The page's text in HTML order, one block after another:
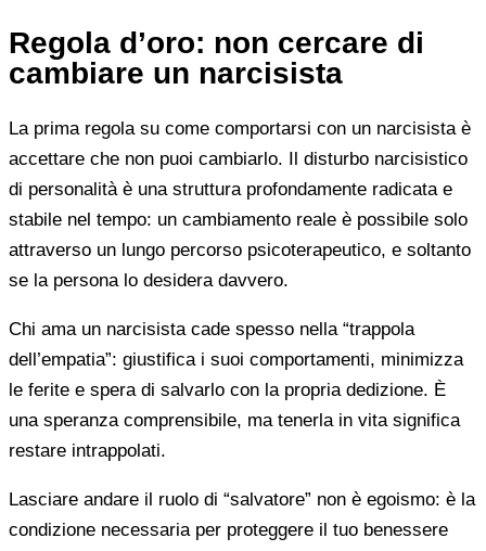
Regola d’oro: non cercare di
cambiare un narcisista
La prima regola su come comportarsi con un narcisista è
accettare che non puoi cambiarlo. Il disturbo narcisistico
di personalità è una struttura profondamente radicata e
stabile nel tempo: un cambiamento reale è possibile solo
attraverso un lungo percorso psicoterapeutico, e soltanto
se la persona lo desidera davvero.
Chi ama un narcisista cade spesso nella “trappola
dell’empatia”: giustifica i suoi comportamenti, minimizza
le ferite e spera di salvarlo con la propria dedizione. È
una speranza comprensibile, ma tenerla in vita significa
restare intrappolati.
Lasciare andare il ruolo di “salvatore” non è egoismo: è la
condizione necessaria per proteggere il tuo benessere